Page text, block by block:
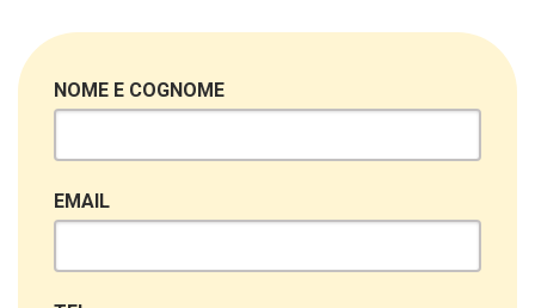
NOME E COGNOME
EMAIL